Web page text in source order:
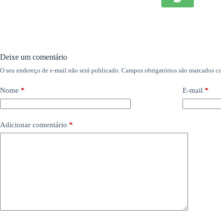
Deixe um comentário
O seu endereço de e-mail não será publicado. Campos obrigatórios são marcados
Nome * E-mail *
Adicionar comentário *